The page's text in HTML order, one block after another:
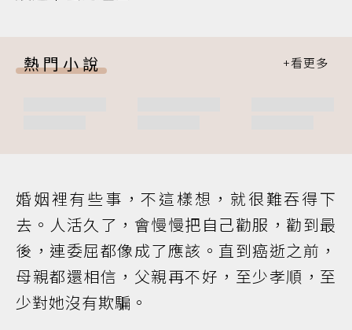
熱門小說
婚姻裡有些事，不這樣想，就很難吞得下
去。人活久了，會慢慢把自己勸服，勸到最
後，連委屈都像成了應該。直到癌逝之前，
母親都還相信，父親再不好，至少孝順，至
少對她沒有欺騙。